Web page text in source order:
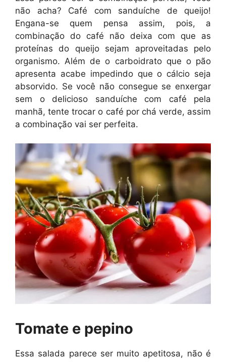
não acha? Café com sanduíche de queijo!
Engana-se quem pensa assim, pois, a
combinação do café não deixa com que as
proteínas do queijo sejam aproveitadas pelo
organismo. Além de o carboidrato que o pão
apresenta acabe impedindo que o cálcio seja
absorvido. Se você não consegue se enxergar
sem o delicioso sanduíche com café pela
manhã, tente trocar o café por chá verde, assim
a combinação vai ser perfeita.
Tomate e pepino
Essa salada parece ser muito apetitosa, não é